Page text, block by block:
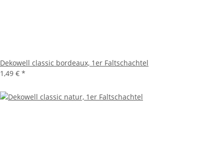
Dekowell classic bordeaux, 1er Faltschachtel
1,49 € *